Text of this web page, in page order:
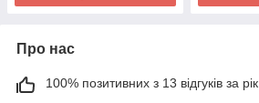
Про нас
100% позитивних з 13 відгуків за рік